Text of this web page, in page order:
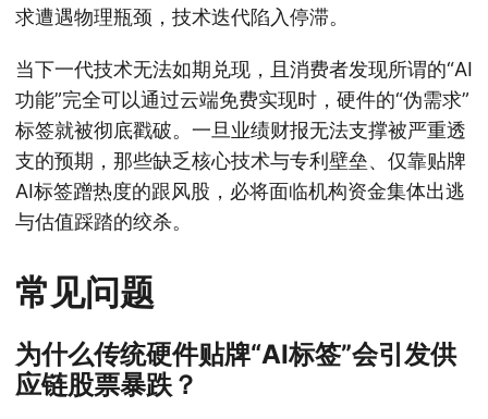
求遭遇物理瓶颈，技术迭代陷入停滞。
当下一代技术无法如期兑现，且消费者发现所谓的“AI
功能”完全可以通过云端免费实现时，硬件的“伪需求”
标签就被彻底戳破。一旦业绩财报无法支撑被严重透
支的预期，那些缺乏核心技术与专利壁垒、仅靠贴牌
AI标签蹭热度的跟风股，必将面临机构资金集体出逃
与估值踩踏的绞杀。
常见问题
为什么传统硬件贴牌“AI标签”会引发供
应链股票暴跌？